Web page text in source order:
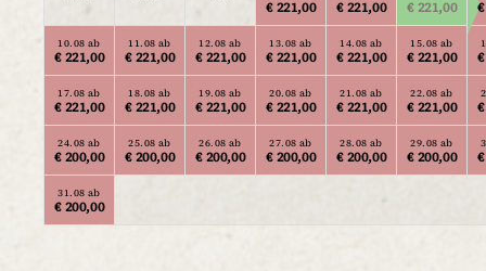
€ 221,00 € 221,00 € 221,00
10.08 ab
€ 221,00
11.08 ab
€ 221,00
12.08 ab
€ 221,00
13.08 ab
€ 221,00
14.08 ab
€ 221,00
15.08 ab
€ 221,00
17.08 ab
€ 221,00
18.08 ab
€ 221,00
19.08 ab
€ 221,00
20.08 ab
€ 221,00
21.08 ab
€ 221,00
22.08 ab
€ 221,00
24.08 ab
€ 200,00
25.08 ab
€ 200,00
26.08 ab
€ 200,00
27.08 ab
€ 200,00
28.08 ab
€ 200,00
29.08 ab
€ 200,00
31.08 ab
€ 200,00